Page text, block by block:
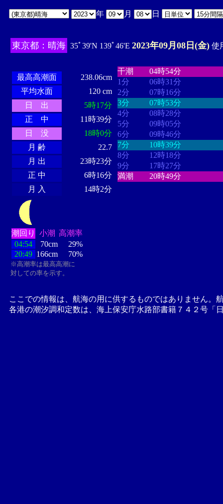
年 月 日
東京都：晴海 35ﾟ39'N 139ﾟ46'E 2023年09月08日(金) 使
最高高潮面
238.06cm
平均水面
120 cm
日 出
5時17分
正 中
11時39分
日 没
18時0分
月 齢
22.7
月 出
23時23分
正 中
6時16分
月 入
14時2分
潮回り 小潮 高潮率
04:54
70cm
29%
20:49 166cm 70%
※高潮率は最高高潮に
対しての率を示す。
干潮
04時54分
1分
06時31分
2分
07時16分
3分
07時53分
4分
08時28分
5分
09時05分
6分
09時46分
7分
10時39分
8分
12時18分
9分
17時27分
満潮
20時49分
ここでの情報は、航海の用に供するものではありません。
各港の潮汐調和定数は、海上保安庁水路部書籍７４２号「